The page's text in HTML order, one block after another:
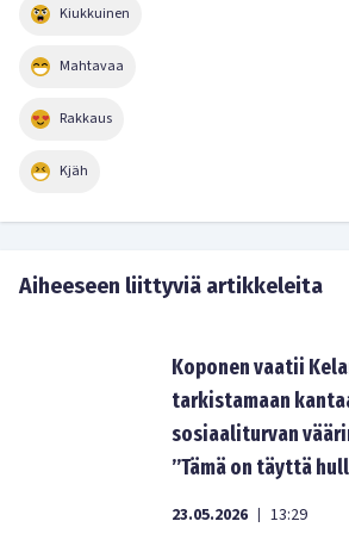
Kiukkuinen
Mahtavaa
Rakkaus
Kjäh
Aiheeseen liittyviä artikkeleita
Koponen vaatii
tarkistamaan
sosiaaliturvan
”Tämä on täyttä
23.05.2026 | 13:29